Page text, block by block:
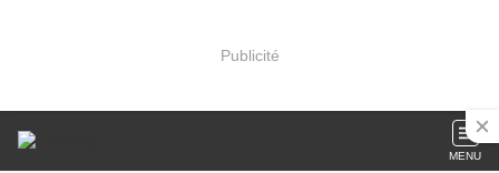
Publicité
MENU